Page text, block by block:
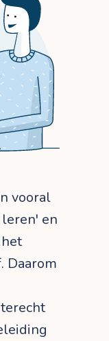
vooral
en
Daarom